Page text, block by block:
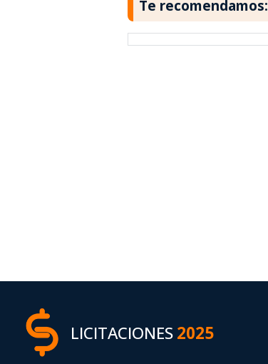
Te recomendamos:
LICITACIONES2025